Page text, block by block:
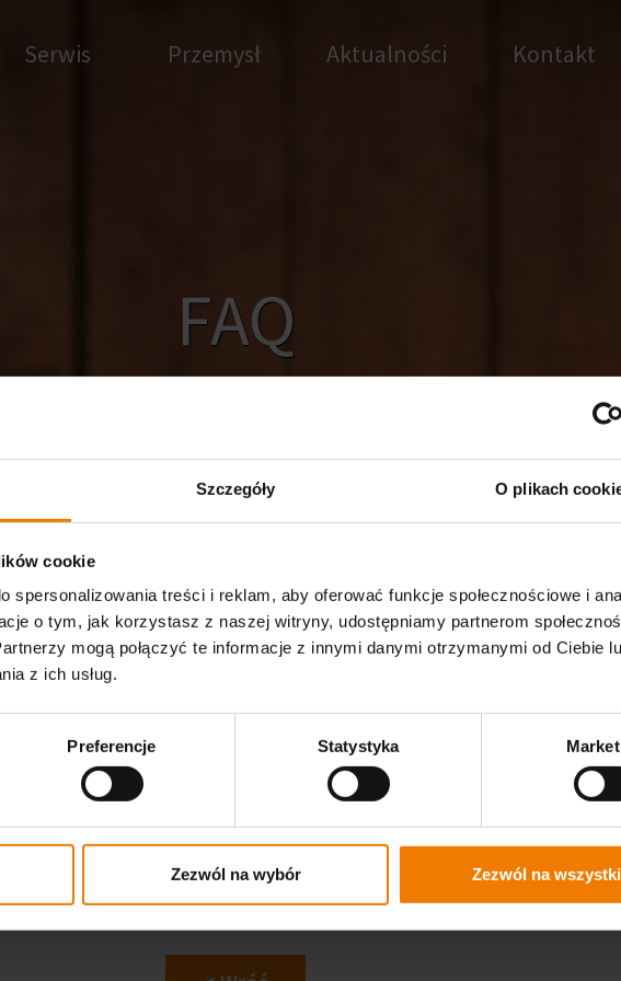
Szczegóły O plikach
cookie
spersonalizowania treści i reklam, aby oferować funkcje społecznościowe i
o tym, jak korzystasz z naszej witryny, udostępniamy partnerom
mogą połączyć te informacje z innymi danymi otrzymanymi od Ciebie
z ich usług.
Preferencje Statystyka
Zezwól na wybór Zezwól na
Serwis Przemysł Aktualności Kontakt
FAQ
wyschnięciu olejów? Czy
martwić?
i są klasyfikowane jako bezpieczne. Podczas schnięcia
powietrza podczas i po aplikacji.